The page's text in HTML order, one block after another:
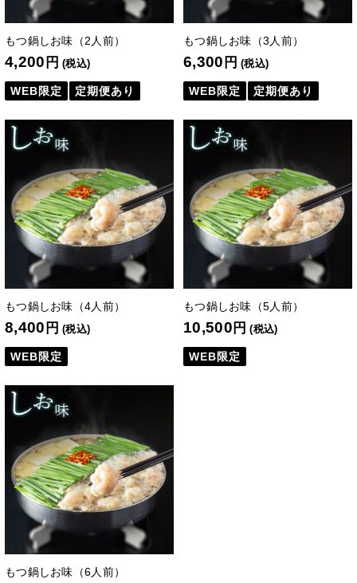
もつ鍋しお味（2人前）
4,200 円 (税込)
WEB限定 定期便あり
もつ鍋しお味（3人前）
6,300 円 (税込)
WEB限定 定期便あり
もつ鍋しお味（4人前）
8,400 円 (税込)
WEB限定
もつ鍋しお味（5人前）
10,500 円 (税込)
WEB限定
もつ鍋しお味（6人前）